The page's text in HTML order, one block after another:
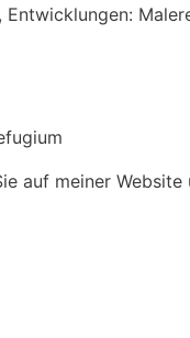
auf meiner Website